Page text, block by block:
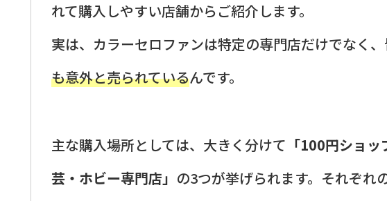
れて購入しやすい店舗からご紹介します。
実は、カラーセロファンは特定の専門店だけでなく
も意外と売られているんです。
主な購入場所としては、大きく分けて 「100円ショ
芸・ホビー専門店」 の3つが挙げられます。それぞれ